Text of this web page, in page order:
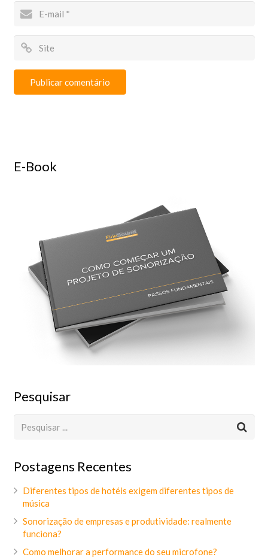
E-Book
Pesquisar
Postagens Recentes
Diferentes tipos de hotéis exigem diferentes tipos de
música
Sonorização de empresas e produtividade: realmente
funciona?
Como melhorar a performance do seu microfone?